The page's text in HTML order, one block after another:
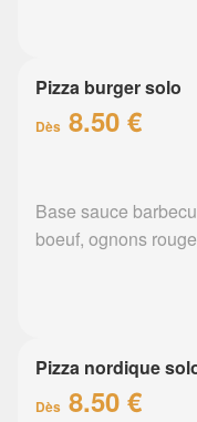
Pizza burger solo
Dès 8.50 €
Base sauce
boeuf, ognons
Pizza nordique
Dès 8.50 €